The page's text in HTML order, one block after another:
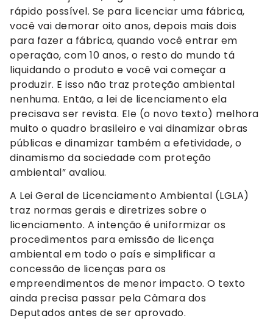
rápido possível. Se para licenciar uma fábrica,
você vai demorar oito anos, depois mais dois
para fazer a fábrica, quando você entrar em
operação, com 10 anos, o resto do mundo tá
liquidando o produto e você vai começar a
produzir. E isso não traz proteção ambiental
nenhuma. Então, a lei de licenciamento ela
precisava ser revista. Ele (o novo texto) melhora
muito o quadro brasileiro e vai dinamizar obras
públicas e dinamizar também a efetividade, o
dinamismo da sociedade com proteção
ambiental” avaliou.
A Lei Geral de Licenciamento Ambiental (LGLA)
traz normas gerais e diretrizes sobre o
licenciamento. A intenção é uniformizar os
procedimentos para emissão de licença
ambiental em todo o país e simplificar a
concessão de licenças para os
empreendimentos de menor impacto. O texto
ainda precisa passar pela Câmara dos
Deputados antes de ser aprovado.